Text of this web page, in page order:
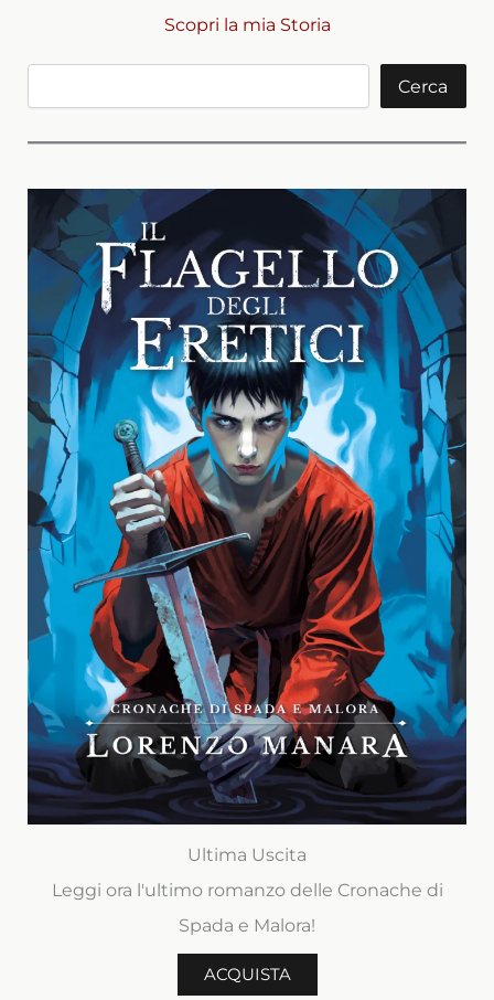
Scopri la mia Storia
Cerca
Cerca
Ultima Uscita
Leggi ora l'ultimo romanzo delle Cronache di
Spada e Malora!
ACQUISTA